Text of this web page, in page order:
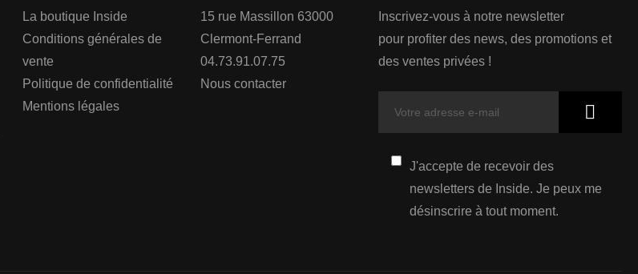
La boutique Inside
Conditions générales de
vente
Politique de confidentialité
Mentions légales
15 rue Massillon 63000
Clermont-Ferrand
04.73.91.07.75
Nous contacter
Inscrivez-vous à notre newsletter
pour profiter des news, des promotions et
des ventes privées !
J'accepte de recevoir des
newsletters de Inside. Je peux me
désinscrire à tout moment.